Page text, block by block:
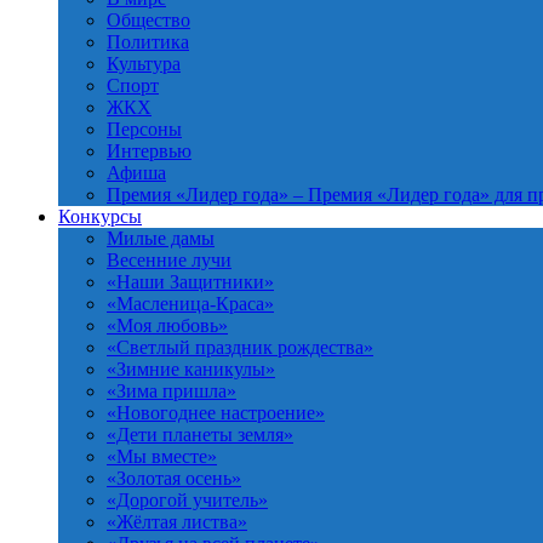
Общество
Политика
Культура
Спорт
ЖКХ
Персоны
Интервью
Афиша
Премия «Лидер года» – Премия «Лидер года» для
Конкурсы
Милые дамы
Весенние лучи
«Наши Защитники»
«Масленица-Краса»
«Моя любовь»
«Светлый праздник рождества»
«Зимние каникулы»
«Зима пришла»
«Новогоднее настроение»
«Дети планеты земля»
«Мы вместе»
«Золотая осень»
«Дорогой учитель»
«Жёлтая листва»